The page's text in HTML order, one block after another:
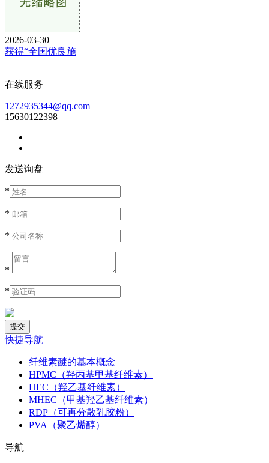
2026-03-30
获得“全国优良施
在线服务
1272935344@qq.com
15630122398
发送询盘
*
*
*
*
*
快捷导航
纤维素醚的基本概念
HPMC（羟丙基甲基纤维素）
HEC（羟乙基纤维素）
MHEC（甲基羟乙基纤维素）
RDP（可再分散乳胶粉）
PVA（聚乙烯醇）
导航